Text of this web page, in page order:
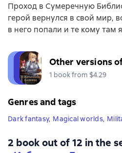
Проход в Сумеречную
герой вернулся в свой мир,
в него попали и те кому там
Other versions
1 book from $4.29
Genres and tags
Dark fantasy, Magical worlds,
2 book out of 12 in the